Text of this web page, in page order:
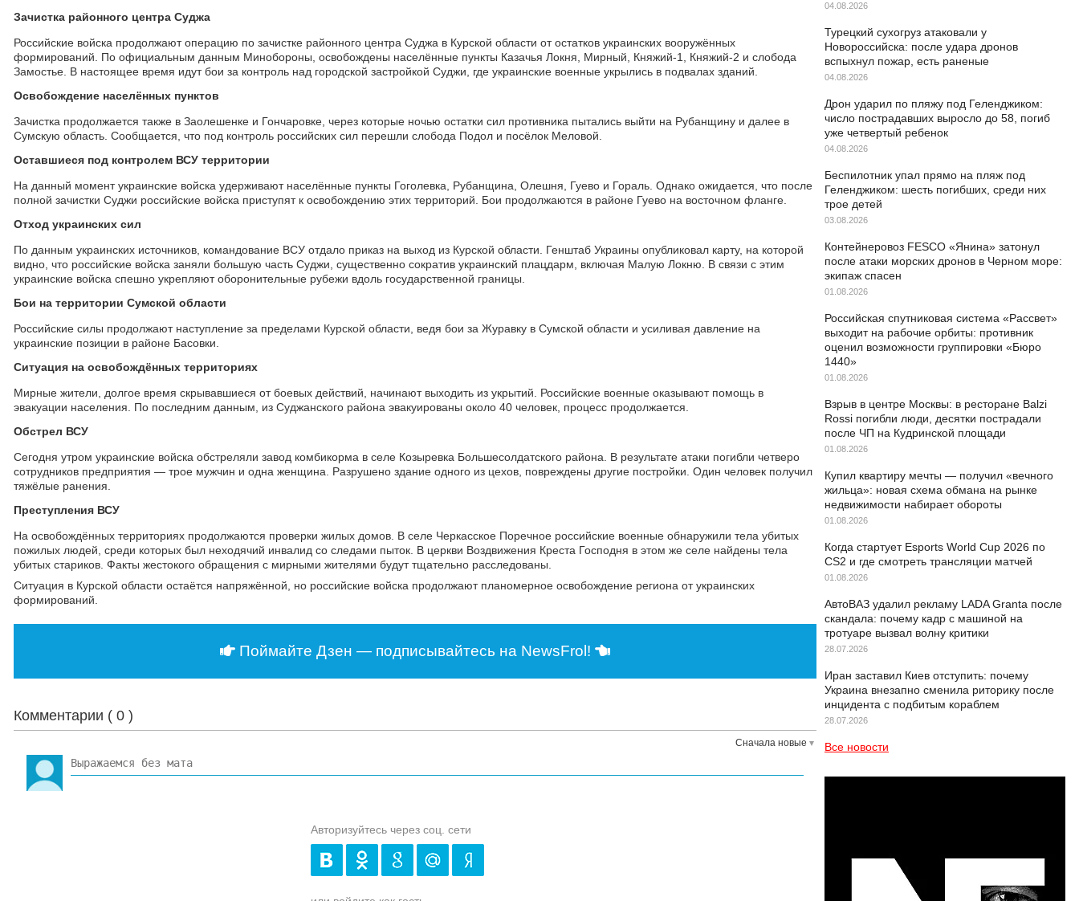
Зачистка районного центра Суджа
Российские войска продолжают операцию по зачистке районного центра Суджа в Курской области от остатков украинских вооружённых
формирований. По официальным данным Минобороны, освобождены населённые пункты Казачья Локня, Мирный, Княжий-1, Княжий-2 и слобода
Замостье. В настоящее время идут бои за контроль над городской застройкой Суджи, где украинские военные укрылись в подвалах зданий.
Освобождение населённых пунктов
Зачистка продолжается также в Заолешенке и Гончаровке, через которые ночью остатки сил противника пытались выйти на Рубанщину и далее в
Сумскую область. Сообщается, что под контроль российских сил перешли слобода Подол и посёлок Меловой.
Оставшиеся под контролем ВСУ территории
На данный момент украинские войска удерживают населённые пункты Гоголевка, Рубанщина, Олешня, Гуево и Гораль. Однако ожидается, что после
полной зачистки Суджи российские войска приступят к освобождению этих территорий. Бои продолжаются в районе Гуево на восточном фланге.
Отход украинских сил
По данным украинских источников, командование ВСУ отдало приказ на выход из Курской области. Генштаб Украины опубликовал карту, на которой
видно, что российские войска заняли большую часть Суджи, существенно сократив украинский плацдарм, включая Малую Локню. В связи с этим
украинские войска спешно укрепляют оборонительные рубежи вдоль государственной границы.
Бои на территории Сумской области
Российские силы продолжают наступление за пределами Курской области, ведя бои за Журавку в Сумской области и усиливая давление на
украинские позиции в районе Басовки.
Ситуация на освобождённых территориях
Мирные жители, долгое время скрывавшиеся от боевых действий, начинают выходить из укрытий. Российские военные оказывают помощь в
эвакуации населения. По последним данным, из Суджанского района эвакуированы около 40 человек, процесс продолжается.
Обстрел ВСУ
Сегодня утром украинские войска обстреляли завод комбикорма в селе Козыревка Большесолдатского района. В результате атаки погибли четверо
сотрудников предприятия — трое мужчин и одна женщина. Разрушено здание одного из цехов, повреждены другие постройки. Один человек получил
тяжёлые ранения.
Преступления ВСУ
На освобождённых территориях продолжаются проверки жилых домов. В селе Черкасское Поречное российские военные обнаружили тела убитых
пожилых людей, среди которых был неходячий инвалид со следами пыток. В церкви Воздвижения Креста Господня в этом же селе найдены тела
убитых стариков. Факты жестокого обращения с мирными жителями будут тщательно расследованы.
Ситуация в Курской области остаётся напряжённой, но российские войска продолжают планомерное освобождение региона от украинских
формирований.
Поймайте Дзен — подписывайтесь на NewsFrol!
Комментарии ( 0 )
Сначала новые
Авторизуйтесь через соц. сети
04.08.2026
Турецкий сухогруз атаковали у
Новороссийска: после удара дронов
вспыхнул пожар, есть раненые
04.08.2026
Дрон ударил по пляжу под Геленджиком:
число пострадавших выросло до 58, погиб
уже четвертый ребенок
04.08.2026
Беспилотник упал прямо на пляж под
Геленджиком: шесть погибших, среди них
трое детей
03.08.2026
Контейнеровоз FESCO «Янина» затонул
после атаки морских дронов в Черном море:
экипаж спасен
01.08.2026
Российская спутниковая система «Рассвет»
выходит на рабочие орбиты: противник
оценил возможности группировки «Бюро
1440»
01.08.2026
Взрыв в центре Москвы: в ресторане Balzi
Rossi погибли люди, десятки пострадали
после ЧП на Кудринской площади
01.08.2026
Купил квартиру мечты — получил «вечного
жильца»: новая схема обмана на рынке
недвижимости набирает обороты
01.08.2026
Когда стартует Esports World Cup 2026 по
CS2 и где смотреть трансляции матчей
01.08.2026
АвтоВАЗ удалил рекламу LADA Granta после
скандала: почему кадр с машиной на
тротуаре вызвал волну критики
28.07.2026
Иран заставил Киев отступить: почему
Украина внезапно сменила риторику после
инцидента с подбитым кораблем
28.07.2026
Все новости